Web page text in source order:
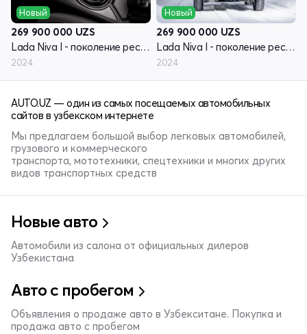
Новый
269 900 000 UZS
Lada Niva I - поколение рестайлинг (Travel)
2024
Новый
269 900 000 UZS
Lada Niva I - поколение рестайлинг (Travel)
2024
AUTO.UZ — один из самых посещаемых автомобильных
сайтов в узбекском интернете
Мы предлагаем большой выбор легковых автомобилей,
грузового и коммерческого
транспорта, мототехники, спецтехники и многих других
видов транспортных средств
Новые авто
Автомобили из салона от официальных дилеров
Узбекистана
Авто с пробегом
Объявления о продаже авто в Узбекситане. Покупка и
продажа авто с пробегом